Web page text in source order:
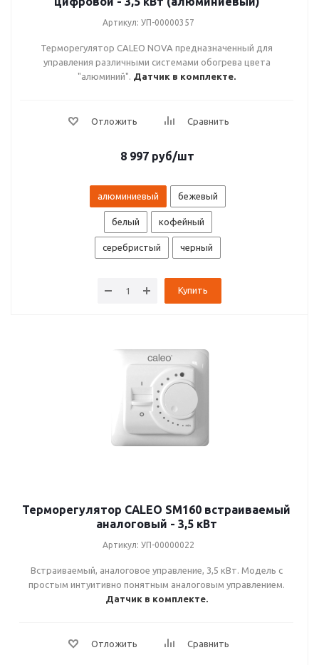
Артикул: УП-00000357
Терморегулятор CALEO NOVA предназначенный для
управления различными системами обогрева цвета
"алюминий". Датчик в комплекте.
8 997руб/шт
алюминиевый бежевый
белый кофейный
серебристый черный
Купить
Терморегулятор CALEO SM160 встраиваемый
аналоговый - 3,5 кВт
Артикул: УП-00000022
Встраиваемый, аналоговое управление, 3,5 кВт. Модель с
простым интуитивно понятным аналоговым управлением.
Датчик в комплекте.